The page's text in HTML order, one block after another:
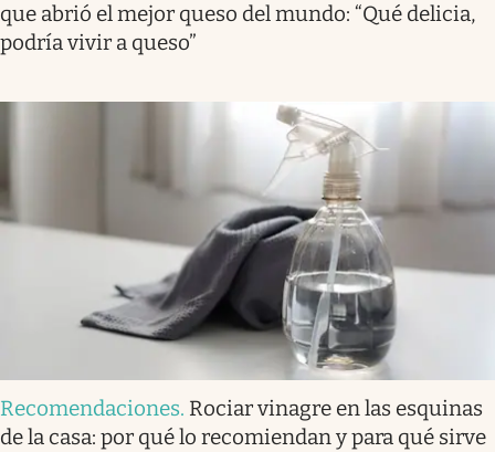
que abrió el mejor queso del mundo: “Qué delicia,
podría vivir a queso”
Recomendaciones. Rociar vinagre en las esquinas
de la casa: por qué lo recomiendan y para qué sirve